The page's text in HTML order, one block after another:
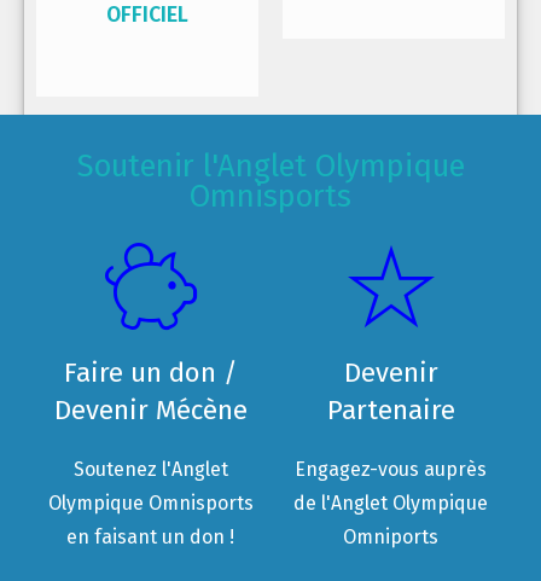
OFFICIEL
Soutenir l'Anglet Olympique
Omnisports
Faire un don /
Devenir Mécène
Soutenez l'Anglet
Olympique Omnisports
en faisant un don !
Devenir
Partenaire
Engagez-vous auprès
de l'Anglet Olympique
Omniports